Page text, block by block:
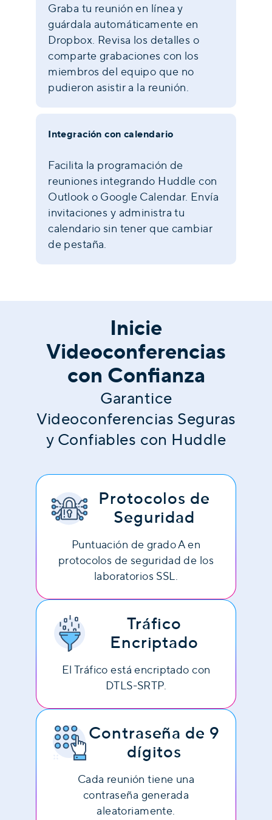
Graba tu reunión en línea y
guárdala automáticamente en
Dropbox. Revisa los detalles o
comparte grabaciones con los
miembros del equipo que no
pudieron asistir a la reunión.
Integración con calendario
Facilita la programación de
reuniones integrando Huddle con
Outlook o Google Calendar. Envía
invitaciones y administra tu
calendario sin tener que cambiar
de pestaña.
Inicie
Videoconferencias
con Confianza
Garantice
Videoconferencias Seguras
y Confiables con Huddle
Protocolos de
Seguridad
Puntuación de grado A en
protocolos de seguridad de los
laboratorios SSL.
Tráfico
Encriptado
El Tráfico está encriptado con
DTLS-SRTP.
Contraseña de 9
dígitos
Cada reunión tiene una
contraseña generada
aleatoriamente.